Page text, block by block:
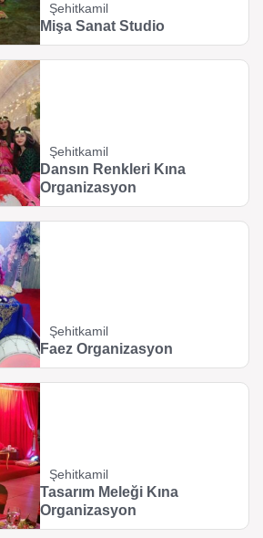
Şehitkamil
Mişa Sanat Studio
Şehitkamil
Dansın Renkleri Kına
Organizasyon
Şehitkamil
Faez Organizasyon
Şehitkamil
Tasarım Meleği Kına
Organizasyon